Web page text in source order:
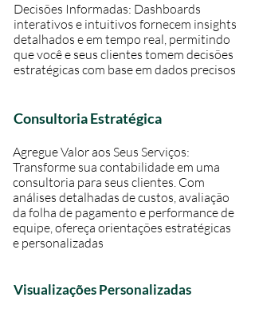
Decisões Informadas: Dashboards
interativos e intuitivos fornecem insights
detalhados e em tempo real, permitindo
que você e seus clientes tomem decisões
estratégicas com base em dados precisos
Consultoria Estratégica
Agregue Valor aos Seus Serviços:
Transforme sua contabilidade em uma
consultoria para seus clientes. Com
análises detalhadas de custos, avaliação
da folha de pagamento e performance de
equipe, ofereça orientações estratégicas
e personalizadas
Visualizações Personalizadas